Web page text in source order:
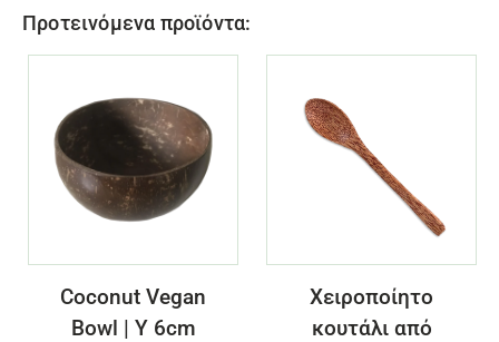
Προτεινόμενα προϊόντα:
Coconut Vegan
Bowl | Y 6cm
Χειροποίητο
κουτάλι από